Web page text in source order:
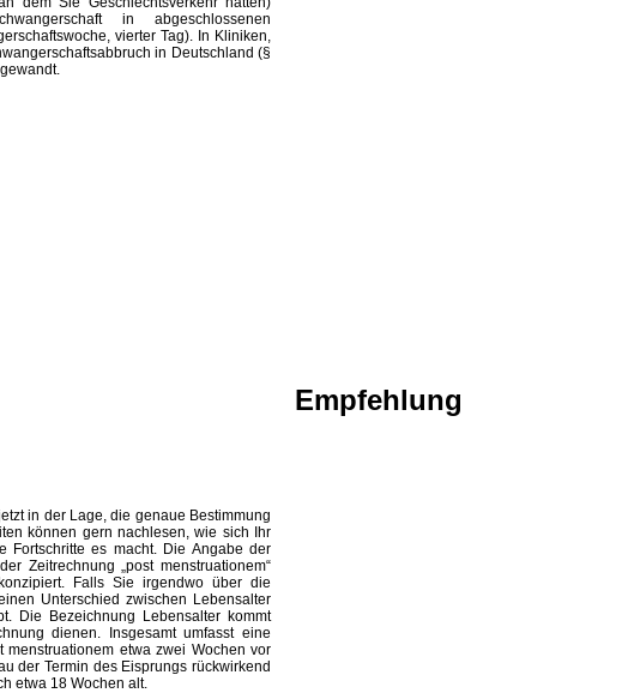
in abgeschlossenen
vierter Tag). In Kliniken,
in Deutschland (§
in der Lage, die genaue Bestimmung
können gern nachlesen, wie sich Ihr
Fortschritte es macht. Die Angabe der
Zeitrechnung „post menstruationem“
Falls Sie irgendwo über die
Unterschied zwischen Lebensalter
Die Bezeichnung Lebensalter kommt
dienen. Insgesamt umfasst eine
etwa zwei Wochen vor
der Termin des Eisprungs rückwirkend
etwa 18 Wochen alt.
Empfehlung